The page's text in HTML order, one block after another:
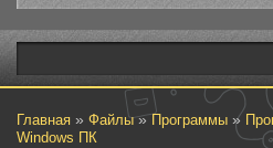
Главная » Файлы»Программы »
Windows ПК